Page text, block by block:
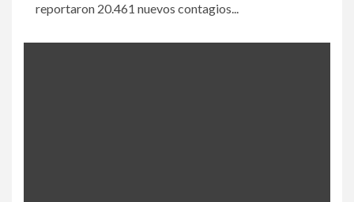
reportaron 20.461 nuevos contagios...